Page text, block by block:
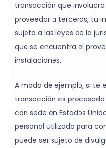
transacción que involucra
proveedor a terceros, tu
sujeta a las leyes de la
que se encuentra el
instalaciones.
A modo de ejemplo, si te
transacción es
con sede en Estados
personal utilizada para
puede ser sujeto de